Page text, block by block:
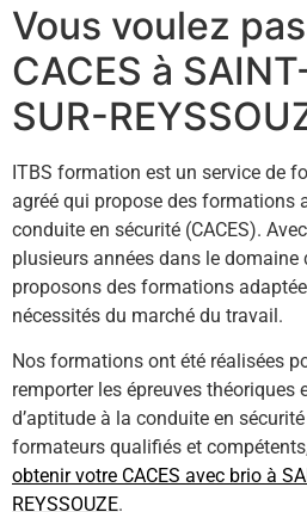
Vous voulez
CACES à
SUR-
ITBS formation est un service de
agréé qui propose des formations
conduite en sécurité (CACES).
plusieurs années dans le
proposons des formations
nécessités du marché du travail.
Nos formations ont été réalisées
remporter les épreuves
d’aptitude à la conduite en
formateurs qualifiés et
obtenir votre CACES avec brio à
REYSSOUZE.